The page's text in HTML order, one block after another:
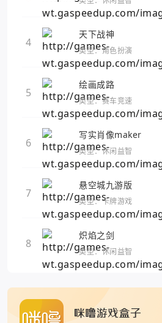
4
天下战神
类型：角色扮演
5
绘画成路
类型：赛车竞速
6
写实肖像maker
类型：休闲益智
7
悬空城九游版
类型：卡牌游戏
8
炽焰之剑
类型：休闲益智